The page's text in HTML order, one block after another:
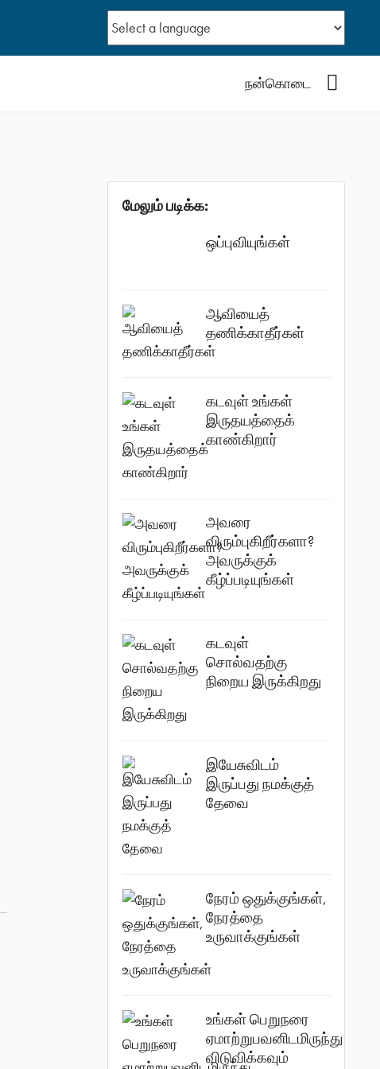
நன்கொடை
மேலும் படிக்க:
ஒப்புவியுங்கள்
ஆவியைத்
தணிக்காதீர்கள்
கடவுள் உங்கள்
இருதயத்தைக்
காண்கிறார்
அவரை
விரும்புகிறீர்களா?
அவருக்குக்
கீழ்ப்படியுங்கள்
கடவுள்
சொல்வதற்கு
நிறைய இருக்கிறது
இயேசுவிடம்
இருப்பது நமக்குத்
தேவை
நேரம் ஒதுக்குங்கள்,
நேரத்தை
உருவாக்குங்கள்
உங்கள் பெறுநரை
ஏமாற்றுபவனிடமிருந்து
விடுவிக்கவும்